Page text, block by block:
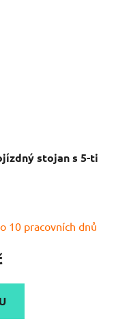
stojan s 5-ti
10 pracovních dnů